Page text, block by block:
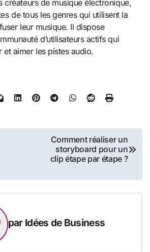
créateurs de musique électronique,
de tous les genres qui utilisent la
leur musique. Il dispose
d’utilisateurs actifs qui
et aimer les pistes audio.
Comment réaliser un
storyboard pour un
clip étape par étape ?
par Idées de Business